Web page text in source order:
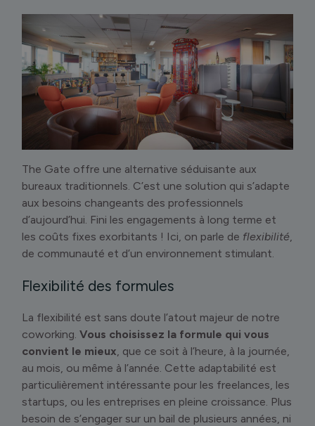
The Gate offre une alternative séduisante aux
bureaux traditionnels. C’est une solution qui s’adapte
aux besoins changeants des professionnels
d’aujourd’hui. Fini les engagements à long terme et
les coûts fixes exorbitants ! Ici, on parle de flexibilité
de communauté et d’un environnement stimulant.
Flexibilité des formules
La flexibilité est sans doute l’atout majeur de notre
coworking.Vous choisissez la formule qui vous
convient le mieux , que ce soit à l’heure, à la journée,
au mois, ou même à l’année. Cette adaptabilité est
particulièrement intéressante pour les freelances, les
startups, ou les entreprises en pleine croissance. Plus
besoin de s’engager sur un bail de plusieurs années, ni